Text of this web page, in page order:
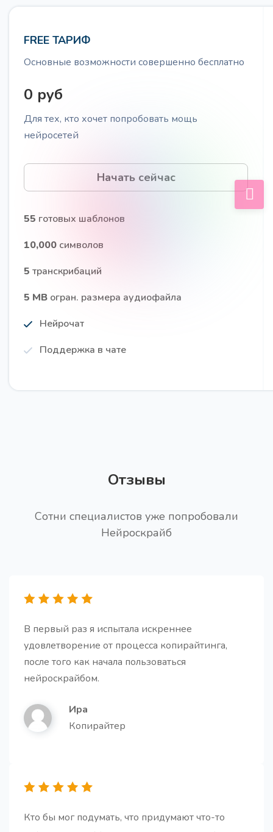
Лестница Бена Ханта
Ханта, для работы с ними на разных этапах
принятия решения о покупке
Получите 20 вопросов, которые задаёт ваша
15 вопросов для глубинного интервью
Получите поистине качественные и привлекающие
внимание заголовки для вашей статьи (PRO
Генератор FAQs
Получите список часто задаваемых вопросов и
изложенное простым языком.
FREE ТАРИФ
Основные возможности совершенно бесплатно
0 руб
Для тех, кто хочет попробовать мощь
нейросетей
Начать сейчас
55 готовых шаблонов
10,000 символов
5 транскрибаций
5 MB огран. размера аудиофайла
Нейрочат
Поддержка в чате
Отзывы
Сотни специалистов уже попробовали
Нейроскрайб
В первый раз я испытала искреннее
удовлетворение от процесса копирайтинга,
после того как начала пользоваться
нейроскрайбом.
Ира
Копирайтер
Кто бы мог подумать, что придумают что-то